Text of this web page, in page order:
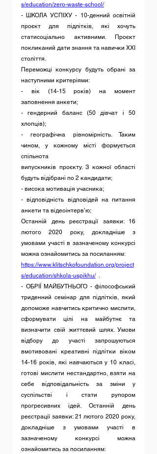
s/education/zero-waste-school/
- ШКОЛА УСПІХУ - 10-денний освітній
проєкт для підлітків, які хочуть
статисоціально активними. Проєкт
покликаний дати знання та навички XXI
століття.
Переможці конкурсу будуть обрані за
наступними критеріями:
- вік (14-15 років) на момент
заповнення анкети;
- гендерний баланс (50 дівчат і 50
хлопців);
- географічна рівномірність. Таким
чином, у кожному місті формується
спільнота
випускників проєкту. З кожної області
будуть відібрані по 2 кандидати;
- висока мотивація учасника;
- відповідність відповідей на питання
анкети та відеоінтерв’ю;
Останній день реєстрації заявки: 16
лютого 2020 року, докладніше з
умовами участі в зазначеному конкурсі
можна ознайомитись за посиланням:
https://www.klitschkofoundation.org/project
s/education/shkola-uspikhu/
  .
- ОБРІЇ МАЙБУТНЬОГО - філософський
триденний семінар для підлітків, який
допоможе навчитись критично мислити,
сформувати цілі на майбутнє та
визначити свій життєвий шлях. Умови
відбору до участі запрошуються
вмотивовані креативні підлітки віком
14-16 років, які навчаються у 10 класі,
готові мислити нестандартно, взяти на
себе відповідальність за зміни у
суспільстві і стати рупором
прогресивних ідей. Останній день
реєстрації заявки: 21 лютого 2020 року,
докладніше з умовами участі в
зазначеному конкурсі можна
ознайомитись за посиланням: